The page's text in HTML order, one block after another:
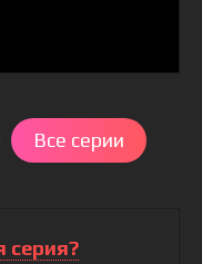
Все серии
серия?